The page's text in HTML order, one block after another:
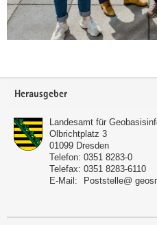
Footer-
Herausgeber
Landesamt für
Olbrichtplatz 3
01099 Dresden
Telefon: 0351 8283-0
Telefax: 0351 8283-6110
E-Mail:
Poststelle@